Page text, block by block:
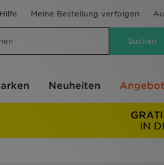
Hilfe Meine Bestellung verfolgen
Neuheiten
IN